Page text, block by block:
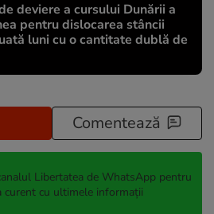
deviere a cursului Dunării a
pentru dislocarea stâncii
luni cu o cantitate dublă de
Comentează
Libertatea de WhatsApp pentru
curent cu ultimele informații